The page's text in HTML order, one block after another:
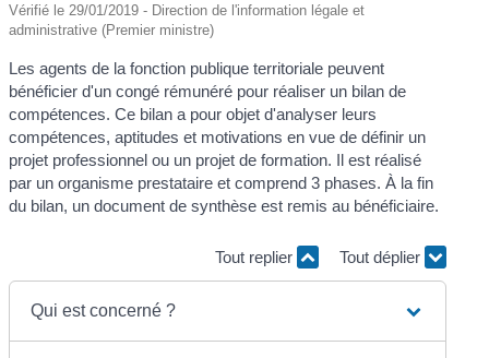
Vérifié le 29/01/2019 - Direction de l'information légale et
administrative (Premier ministre)
Les agents de la fonction publique territoriale peuvent
bénéficier d'un congé rémunéré pour réaliser un bilan de
compétences. Ce bilan a pour objet d'analyser leurs
compétences, aptitudes et motivations en vue de définir un
projet professionnel ou un projet de formation. Il est réalisé
par un organisme prestataire et comprend 3 phases. À la fin
du bilan, un document de synthèse est remis au bénéficiaire.
Tout replier Tout déplier
Qui est concerné ?